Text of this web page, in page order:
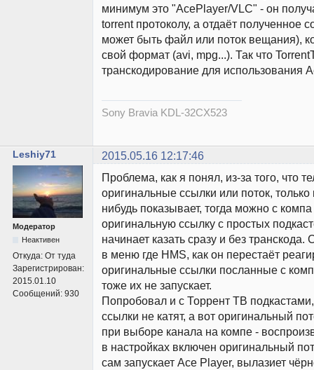
минимум это "AcePlayer/VLC" - он
torrent протоколу, а отдаёт полученное
может быть файл или поток вещания),
свой формат (avi, mpg...). Так что
транскодирование для использования
Sony Bravia KDL-32CX523
Leshiy71 2015.05.16 12:17:46
Модератор
Неактивен
Откуда: От туда
Зарегистрирован:
2015.01.10
Сообщений: 930
Проблема, как я понял, из-за того, что
оригинальные ссылки или поток, только
нибудь показывает, тогда можно с
оригинальную ссылку с простых
начинает казать сразу и без транскода.
в меню где HMS, как он перестаёт
оригинальные ссылки посланные с
тоже их не запускает.
Попробовал и с Торрент ТВ
ссылки не катят, а вот оригинальный
при выборе канала на компе -
в настройках включен оригинальный
сам запускает Ace Player, вылазиет